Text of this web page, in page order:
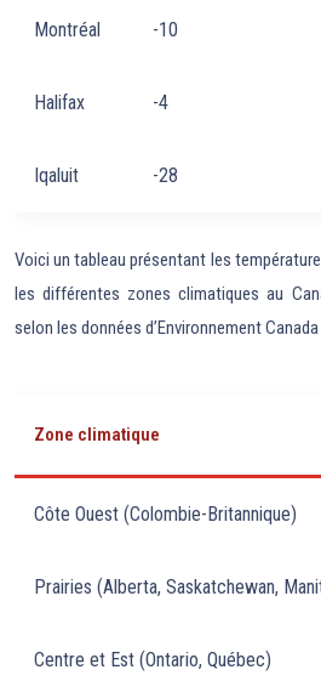
Montréal -10
Halifax -4
Iqaluit -28
Voici un tableau présentant les
les différentes zones climatiques au
selon les données d’Environnement Canada
Zone climatique
Côte Ouest (Colombie-Britannique)
Prairies (Alberta, Saskatchewan,
Centre et Est (Ontario, Québec)